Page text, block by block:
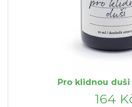
Pro klidnou
164